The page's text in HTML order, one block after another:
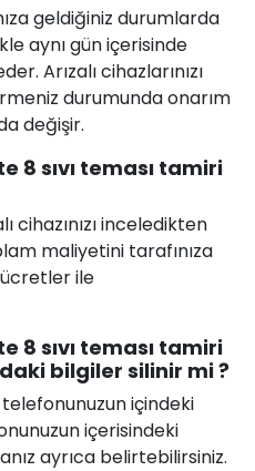
geldiğiniz durumlarda
aynı gün içerisinde
Arızalı cihazlarınızı
durumunda onarım
değişir.
8 sıvı teması tamiri
cihazınızı inceledikten
maliyetini tarafınıza
ile
8 sıvı teması tamiri
bilgiler silinir mi ?
telefonunuzun içindeki
içerisindeki
ayrıca belirtebilirsiniz.